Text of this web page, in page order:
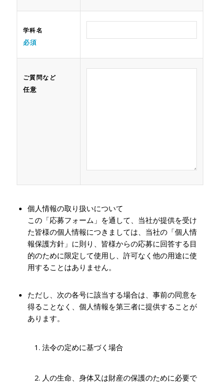
学科名
必須
ご質問など
任意
個人情報の取り扱いについて
この「応募フォーム」を通して、当社が提供を受け
た皆様の個人情報につきましては、当社の「個人情
報保護方針」に則り、皆様からの応募に回答する目
的のために限定して使用し、許可なく他の用途に使
用することはありません。
ただし、次の各号に該当する場合は、事前の同意を
得ることなく、個人情報を第三者に提供することが
あります。
法令の定めに基づく場合
人の生命、身体又は財産の保護のために必要で